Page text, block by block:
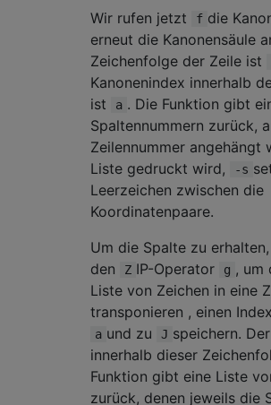
Wir rufen jetzt
f die
erneut die Kanonensäule
Zeichenfolge der Zeile ist
Kanonenindex innerhalb
ist
a . Die Funktion gibt
Spaltennummern zurück,
Zeilennummer angehängt
Liste gedruckt wird,
-s
Leerzeichen zwischen die
Koordinatenpaare.
Um die Spalte zu
den
Z IP-Operator g , um
Liste von Zeichen in eine
transponieren , einen
a und zu J speichern.
innerhalb dieser
Funktion gibt eine Liste
zurück, denen jeweils die